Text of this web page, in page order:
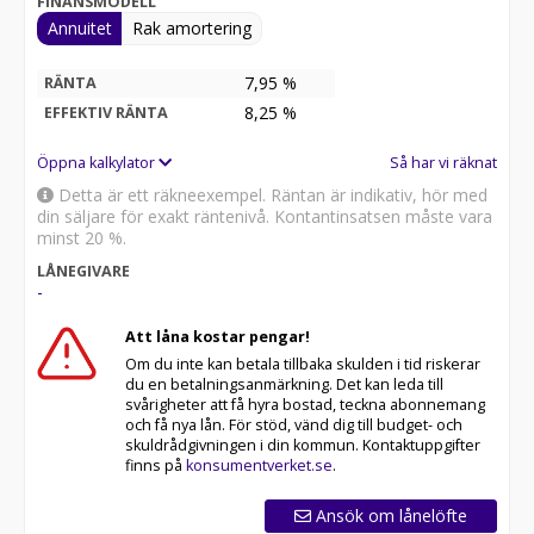
Annuitet Rak amortering
RÄNTA 7,95 %
EFFEKTIV RÄNTA 8,25 %
Öppna kalkylator Så har vi räknat
Detta är ett räkneexempel. Räntan är indikativ, hör med
din säljare för exakt räntenivå. Kontantinsatsen måste vara
minst 20 %.
LÅNEGIVARE
-
Att låna kostar pengar!
Om du inte kan betala tillbaka skulden i tid riskerar
du en betalningsanmärkning. Det kan leda till
svårigheter att få hyra bostad, teckna abonnemang
och få nya lån. För stöd, vänd dig till budget- och
skuldrådgivningen i din kommun. Kontaktuppgifter
finns på konsumentverket.se.
Ansök om lånelöfte